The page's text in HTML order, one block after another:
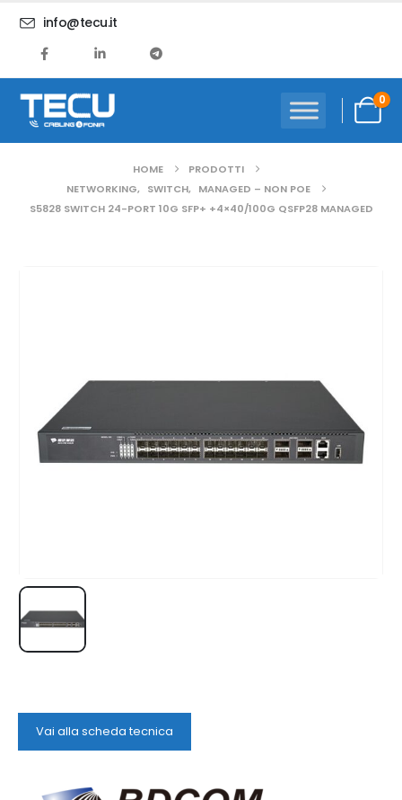
info@tecu.it
0
HOME
PRODOTTI
NETWORKING, SWITCH, MANAGED – NON POE
S5828 SWITCH 24-PORT 10G SFP+ +4×40/100G QSFP28 MANAGED
Vai alla scheda tecnica